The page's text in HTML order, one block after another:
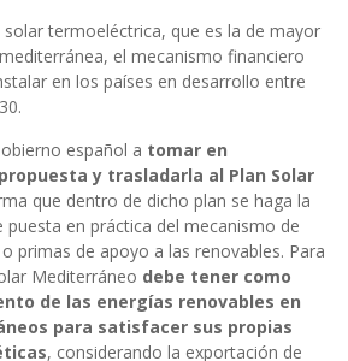
solar termoeléctrica, que es la de mayor
el mecanismo financiero
en los países en desarrollo entre
español a tomar en
y trasladarla al Plan Solar
que dentro de dicho plan se haga la
puesta en práctica del mecanismo de
primas de apoyo a las renovables. Para
Mediterráneo debe tener como
de las energías renovables en
para satisfacer sus propias
, considerando la exportación de